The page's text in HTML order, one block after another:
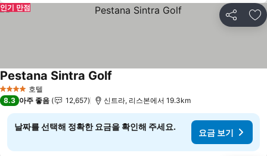
공유 즐
인기 만점
4 성급 호텔
Pestana Sintra Golf
8.3 아주 좋음 12,657 신트라, 리스본에서 19.3km
날짜를 선택해 정확한 요금을 확인해 주세요.
요금 보기